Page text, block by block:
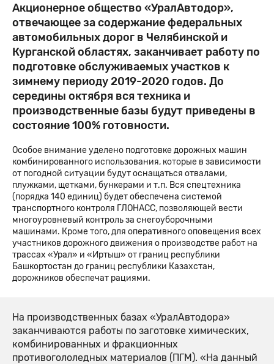
Акционерное общество «УралАвтодор»,
отвечающее за содержание федеральных
автомобильных дорог в Челябинской и
Курганской областях, заканчивает работу по
подготовке обслуживаемых участков к
зимнему периоду 2019-2020 годов. До
середины октября вся техника и
производственные базы будут приведены в
состояние 100% готовности.
Особое внимание уделено подготовке дорожных машин
комбинированного использования, которые в зависимости
от погодной ситуации будут оснащаться отвалами,
плужками, щетками, бункерами и т.п. Вся спецтехника
(порядка 140 единиц) будет обеспечена системой
транспортного контроля ГЛОНАСС, позволяющей вести
многоуровневый контроль за снегоуборочными
машинами. Кроме того, для оперативного оповещения всех
участников дорожного движения о производстве работ на
трассах «Урал» и «Иртыш» от границ республики
Башкортостан до границ республики Казахстан,
дорожников обеспечат рациями.
На производственных базах «УралАвтодора»
заканчиваются работы по заготовке химических,
комбинированных и фракционных
противогололедных материалов (ПГМ). «На данный